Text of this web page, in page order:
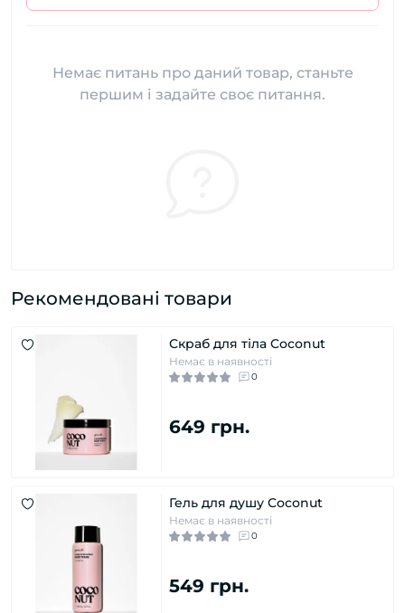
Немає питань про даний товар, станьте
першим і задайте своє питання.
Рекомендовані товари
Скраб для тіла Coconut
Немає в наявності
0
649 грн.
Гель для душу Coconut
Немає в наявності
0
549 грн.